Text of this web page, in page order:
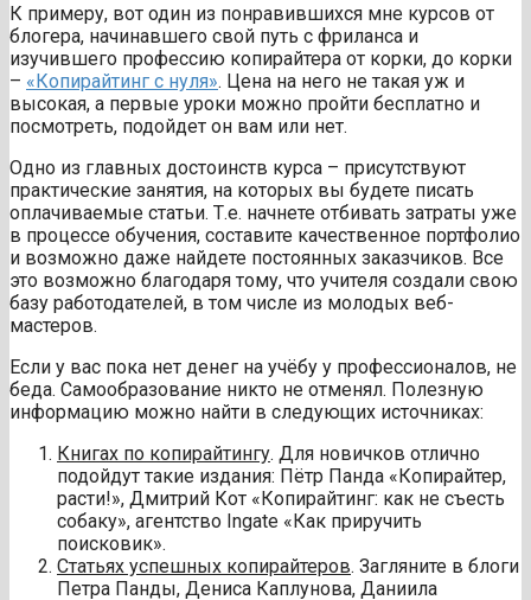
К примеру, вот один из понравившихся мне курсов от
блогера, начинавшего свой путь с фриланса и
изучившего профессию копирайтера от корки, до корки
– «Копирайтинг с нуля». Цена на него не такая уж и
высокая, а первые уроки можно пройти бесплатно и
посмотреть, подойдет он вам или нет.
Одно из главных достоинств курса – присутствуют
практические занятия, на которых вы будете писать
оплачиваемые статьи. Т.е. начнете отбивать затраты уже
в процессе обучения, составите качественное портфолио
и возможно даже найдете постоянных заказчиков. Все
это возможно благодаря тому, что учителя создали свою
базу работодателей, в том числе из молодых веб-
мастеров.
Если у вас пока нет денег на учёбу у профессионалов, не
беда. Самообразование никто не отменял. Полезную
информацию можно найти в следующих источниках:
Книгах по копирайтингу. Для новичков отлично
подойдут такие издания: Пётр Панда «Копирайтер,
расти!», Дмитрий Кот «Копирайтинг: как не съесть
собаку», агентство Ingate «Как приручить
поисковик».
Статьях успешных копирайтеров. Загляните в блоги
Петра Панды, Дениса Каплунова, Даниила